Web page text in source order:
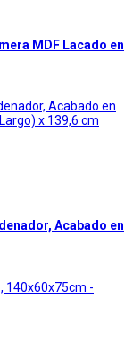
MDF Lacado en
Acabado en